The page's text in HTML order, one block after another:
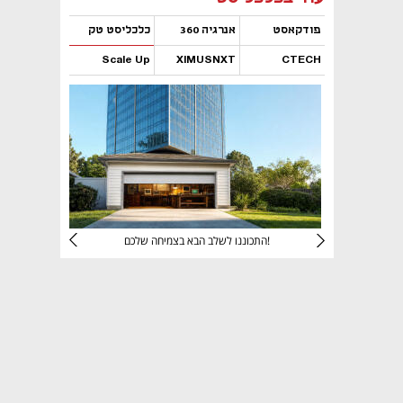
פודקאסט אנרגיה 360 כלכליסט טק
CTECH
XIMUSNXT
Scale Up
נפתח בכרטיסייה חדשה
התכוננו לשלב הבא בצמיחה שלכם!
נפתח בכרטיסייה חדשה